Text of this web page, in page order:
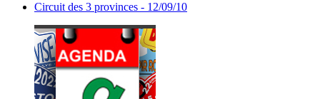
Circuit des 3 provinces - 12/09/10